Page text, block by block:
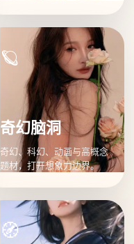
🪐
奇幻脑洞
奇幻、科幻、动画与高概念
题材，打开想象力边界。
🧭